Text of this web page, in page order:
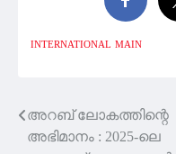
INTERNATIONAL MAIN
Post
അറബ് ലോകത്തിന്റെ
അഭിമാനം : 2025-ലെ